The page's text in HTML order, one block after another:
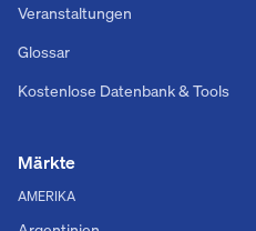
Veranstaltungen
Glossar
Kostenlose Datenbank & Tools
Märkte
AMERIKA